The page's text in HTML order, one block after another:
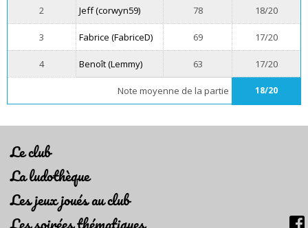
2 Jeff (corwyn59) 78 18/20
3 Fabrice (FabriceD) 69 17/20
4 Benoît (Lemmy) 63 17/20
Note moyenne de la partie 18/20
Le club
La ludothèque
Les jeux joués au club